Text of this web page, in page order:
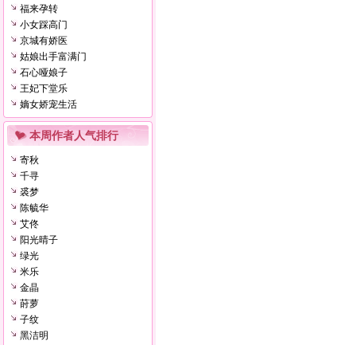
福来孕转
小女踩高门
京城有娇医
姑娘出手富满门
石心哑娘子
王妃下堂乐
嫡女娇宠生活
本周作者人气排行
寄秋
千寻
裘梦
陈毓华
艾佟
阳光晴子
绿光
米乐
金晶
莳萝
子纹
黑洁明